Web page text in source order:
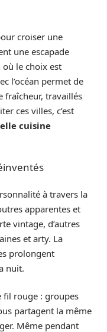
croiser une
une escapade
le choix est
l’océan permet de
fraîcheur, travaillés
ces villes, c’est
cuisine
à travers la
apparentes et
vintage, d’autres
et arty. La
prolongent
nuit.
fil rouge : groupes
partagent la même
Même pendant